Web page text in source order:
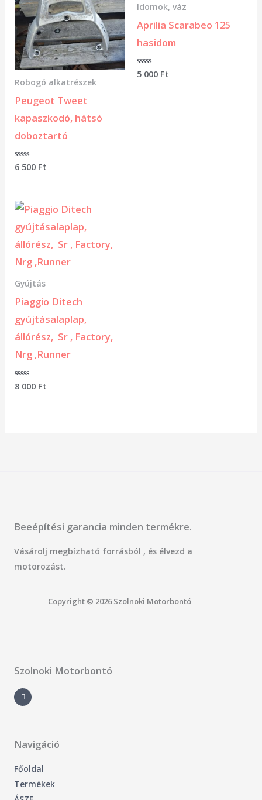
Robogó alkatrészek
Peugeot Tweet
kapaszkodó, hátsó
doboztartó
Értékelés:
6 500 Ft
Idomok, váz
Aprilia Scarabeo 125
hasidom
Értékelés:
5 000 Ft
Gyújtás
Piaggio Ditech
gyújtásalaplap,
állórész, Sr , Factory,
Nrg ,Runner
Értékelés:
8 000 Ft
Beeépítési garancia minden termékre.
Vásárolj megbízható forrásból , és élvezd a
motorozást.
Copyright © 2026 Szolnoki Motorbontó
Szolnoki Motorbontó
a
c
e
-
f
Navigáció
Főoldal
Termékek